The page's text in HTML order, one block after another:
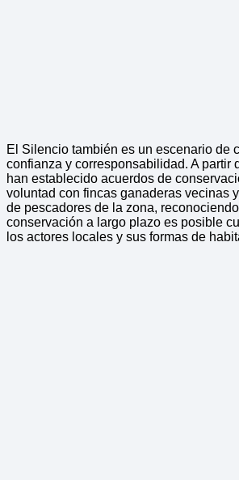
El Silencio también es un escenario de
confianza y corresponsabilidad. A partir
han establecido acuerdos de
voluntad con fincas ganaderas vecinas
de pescadores de la zona,
conservación a largo plazo es posible
los actores locales y sus formas de